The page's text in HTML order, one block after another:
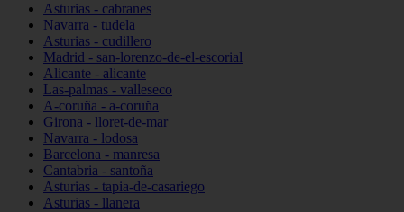
Asturias - cabranes
Navarra - tudela
Asturias - cudillero
Madrid - san-lorenzo-de-el-escorial
Alicante - alicante
Las-palmas - valleseco
A-coruña - a-coruña
Girona - lloret-de-mar
Navarra - lodosa
Barcelona - manresa
Cantabria - santoña
Asturias - tapia-de-casariego
Asturias - llanera